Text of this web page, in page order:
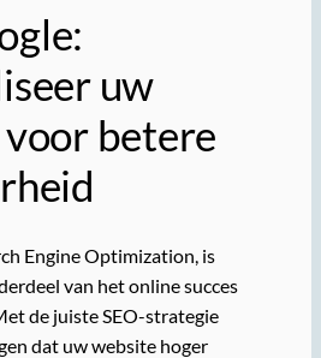
uw
betere
Engine Optimization, is
van het online succes
de juiste SEO-strategie
dat uw website hoger